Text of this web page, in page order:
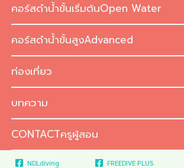
คอร์สดำน้ำขั้นเริ่มต้นOpen Water
คอร์สดำน้ำขั้นสูงAdvanced
ท่องเที่ยว
บทความ
CONTACTครูผู้สอน
NDLdiving FREEDIVE PLUS